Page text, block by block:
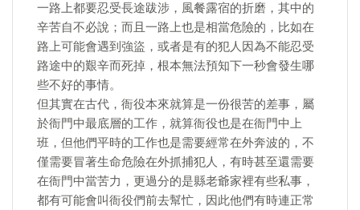
一路上都要忍受長途跋涉，風餐露宿的折磨，其中的
辛苦自不必說；而且一路上也是相當危險的，比如在
路上可能會遇到強盜，或者是有的犯人因為不能忍受
路途中的艱辛而死掉，根本無法預知下一秒會發生哪
些不好的事情。
但其實在古代，衙役本來就算是一份很苦的差事，屬
於衙門中最底層的工作，就算衙役也是在衙門中上
班，但他們平時的工作也是需要經常在外奔波的，不
僅需要冒著生命危險在外抓捕犯人，有時甚至還需要
在衙門中當苦力，更過分的是縣老爺家裡有些私事，
都有可能會叫衙役們前去幫忙，因此他們有時連正常